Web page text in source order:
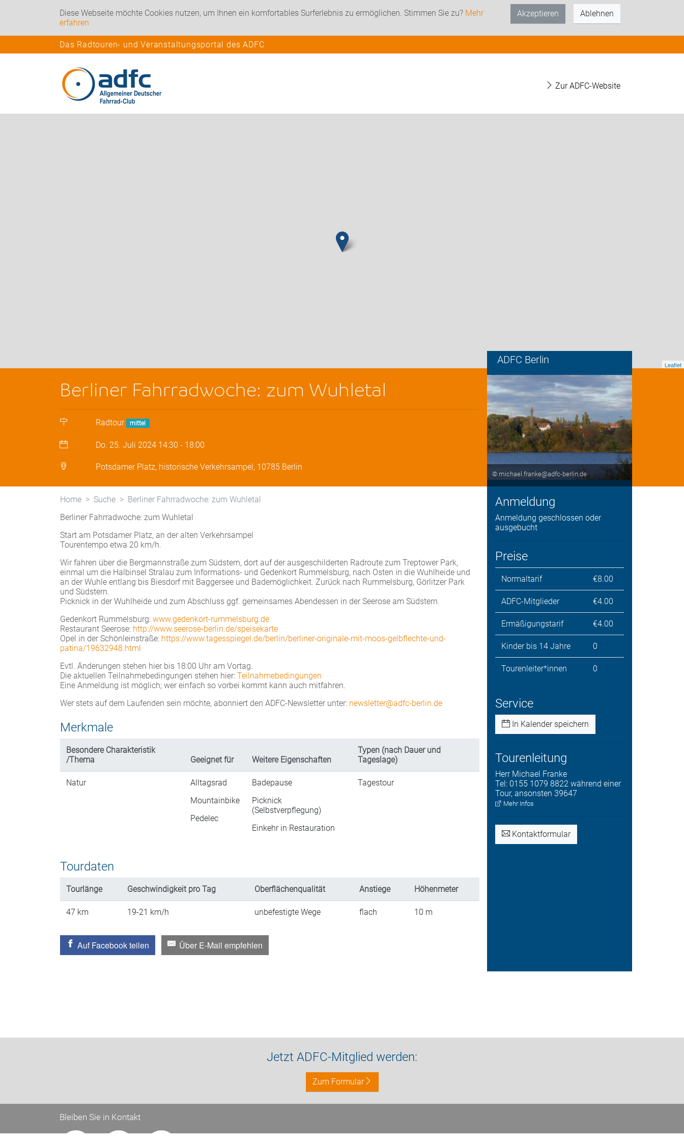
Diese Webseite möchte Cookies nutzen, um Ihnen ein komfortables Surferlebnis zu ermöglichen. Stimmen Sie zu? Mehr
erfahren
Akzeptieren Ablehnen
Das Radtouren- und Veranstaltungsportal des ADFC
Zur ADFC-Website
Leaflet
ADFC Berlin
Berliner Fahrradwoche: zum Wuhletal
Radtour mittel
Do. 25. Juli 2024 14:30 - 18:00
Potsdamer Platz, historische Verkehrsampel, 10785 Berlin
© michael.franke@adfc-berlin.de
Anmeldung
Anmeldung geschlossen oder
ausgebucht
Preise
Normaltarif €8.00
ADFC-Mitglieder €4.00
Ermäßigungstarif €4.00
Kinder bis 14 Jahre 0
Tourenleiter*innen 0
Service
In Kalender speichern
Tourenleitung
Herr Michael Franke
Tel: 0155 1079 8822 während einer
Tour, ansonsten 39647
Mehr Infos
Kontaktformular
Home Suche
Berliner Fahrradwoche: zum Wuhletal
Berliner Fahrradwoche: zum Wuhletal
Start am Potsdamer Platz, an der alten Verkehrsampel
Tourentempo etwa 20 km/h.
Wir fahren über die Bergmannstraße zum Südstern, dort auf der ausgeschilderten Radroute zum Treptower Park,
einmal um die Halbinsel Stralau zum Informations- und Gedenkort Rummelsburg, nach Osten in die Wuhlheide und
an der Wuhle entlang bis Biesdorf mit Baggersee und Bademöglichkeit. Zurück nach Rummelsburg, Görlitzer Park
und Südstern.
Picknick in der Wuhlheide und zum Abschluss ggf. gemeinsames Abendessen in der Seerose am Südstern.
Gedenkort Rummelsburg: www.gedenkort-rummelsburg.de
Restaurant Seerose: http://www.seerose-berlin.de/speisekarte
Opel in der Schönleinstraße: https://www.tagesspiegel.de/berlin/berliner-originale-mit-moos-gelbflechte-und-
patina/19632948.html
Evtl. Änderungen stehen hier bis 18:00 Uhr am Vortag.
Die aktuellen Teilnahmebedingungen stehen hier: Teilnahmebedingungen
Eine Anmeldung ist möglich; wer einfach so vorbei kommt kann auch mitfahren.
Wer stets auf dem Laufenden sein möchte, abonniert den ADFC-Newsletter unter: newsletter@adfc-berlin.de
Merkmale
Besondere Charakteristik
/Thema
Geeignet für Weitere Eigenschaften
Typen (nach Dauer und
Tageslage)
Natur
Alltagsrad
Mountainbike
Pedelec
Badepause
Picknick
(Selbstverpflegung)
Einkehr in Restauration
Tagestour
Tourdaten
Tourlänge Geschwindigkeit pro Tag Oberflächenqualität Anstiege Höhenmeter
47 km 19-21 km/h unbefestigte Wege flach 10 m
Auf Facebook teilen Über E-Mail empfehlen
Jetzt ADFC-Mitglied werden:
Zum Formular
Bleiben Sie in Kontakt